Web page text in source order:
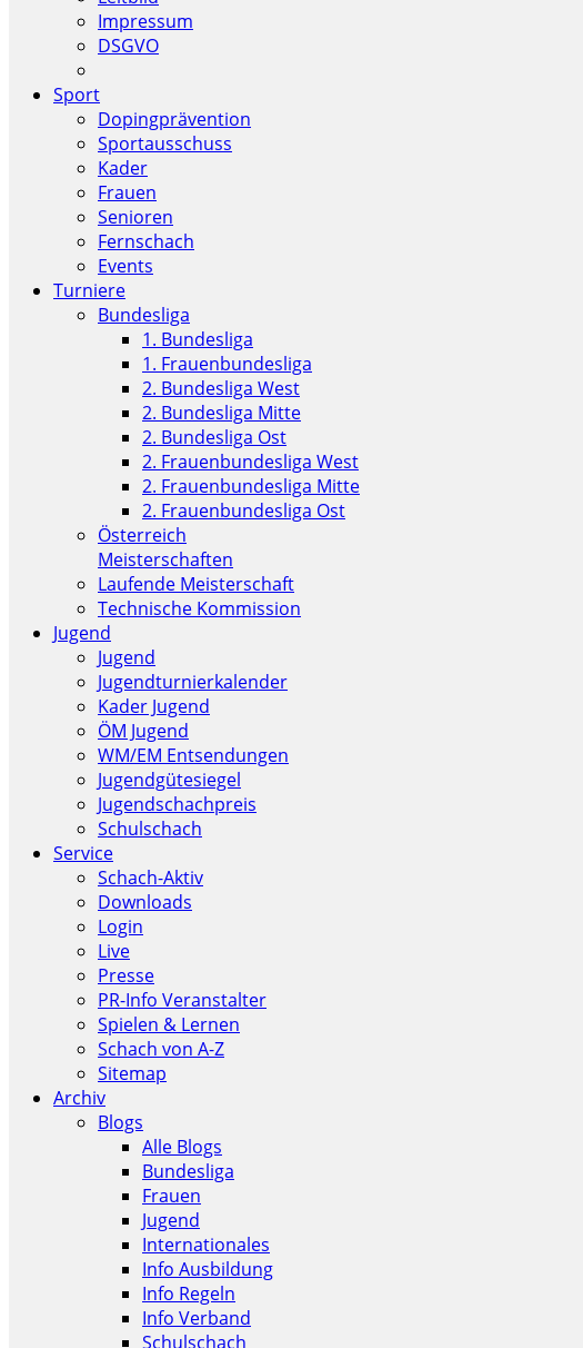
Impressum
DSGVO
Sport
Dopingprävention
Sportausschuss
Kader
Frauen
Senioren
Fernschach
Events
Turniere
Bundesliga
1. Bundesliga
1. Frauenbundesliga
2. Bundesliga West
2. Bundesliga Mitte
2. Bundesliga Ost
2. Frauenbundesliga West
2. Frauenbundesliga Mitte
2. Frauenbundesliga Ost
Österreich
Meisterschaften
Laufende Meisterschaft
Technische Kommission
Jugend
Jugend
Jugendturnierkalender
Kader Jugend
ÖM Jugend
WM/EM Entsendungen
Jugendgütesiegel
Jugendschachpreis
Schulschach
Service
Schach-Aktiv
Downloads
Login
Live
Presse
PR-Info Veranstalter
Spielen & Lernen
Schach von A-Z
Sitemap
Archiv
Blogs
Alle Blogs
Bundesliga
Frauen
Jugend
Internationales
Info Ausbildung
Info Regeln
Info Verband
Schulschach